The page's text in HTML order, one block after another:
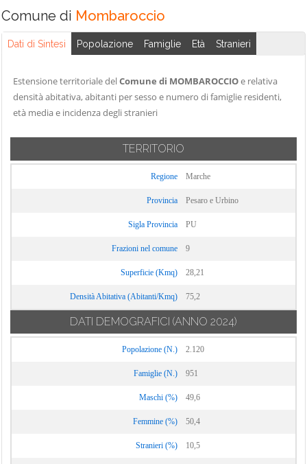
Comune di Mombaroccio
Dati di Sintesi Popolazione Famiglie Età Stranieri
Estensione territoriale delComune di MOMBAROCCIOe relativa
densità abitativa, abitanti per sesso e numero di famiglie residenti,
età media e incidenza degli stranieri
TERRITORIO
Regione Marche
Provincia Pesaro e Urbino
Sigla Provincia PU
Frazioni nel comune 9
Superficie (Kmq) 28,21
Densità Abitativa (Abitanti/Kmq) 75,2
DATI DEMOGRAFICI (ANNO 2024)
Popolazione (N.) 2.120
Famiglie (N.) 951
Maschi (%) 49,6
Femmine (%) 50,4
Stranieri (%) 10,5